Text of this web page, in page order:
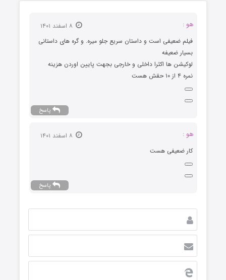
هو :
فیلم ضعیفی است و داستان سریع جلو میره. و گره های داستانی
بسیار ضعیفه
لوکیشن ها اکثرا داخلی و خارجی بجهت پایین اوردن هزینه
نمره ۴ از ۱۰ حقش هست
پاسخ
هو :
کار ضعیفی هست
پاسخ